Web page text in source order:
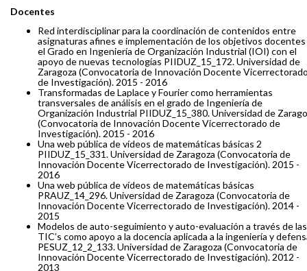
Docentes
Red interdisciplinar para la coordinación de contenidos entre
asignaturas afines e implementación de los objetivos
el Grado en Ingeniería de Organización Industrial (IOI) con el
apoyo de nuevas tecnologías PIIDUZ_15_172. Universidad de
Zaragoza (Convocatoria de Innovación Docente
de Investigación). 2015 - 2016
Transformadas de Laplace y Fourier como herramientas
transversales de análisis en el grado de Ingeniería de
Organización Industrial PIIDUZ_15_380. Universidad de
(Convocatoria de Innovación Docente Vicerrectorado de
Investigación). 2015 - 2016
Una web pública de vídeos de matemáticas básicas 2
PIIDUZ_15_331. Universidad de Zaragoza (Convocatoria de
Innovación Docente Vicerrectorado de Investigación). 2015 -
2016
Una web pública de vídeos de matemáticas básicas
PRAUZ_14_296. Universidad de Zaragoza (Convocatoria de
Innovación Docente Vicerrectorado de Investigación). 2014 -
2015
Modelos de auto-seguimiento y auto-evaluación a través de las
TIC’s como apoyo a la docencia aplicada a la ingeniería y
PESUZ_12_2_133. Universidad de Zaragoza (Convocatoria de
Innovación Docente Vicerrectorado de Investigación). 2012 -
2013